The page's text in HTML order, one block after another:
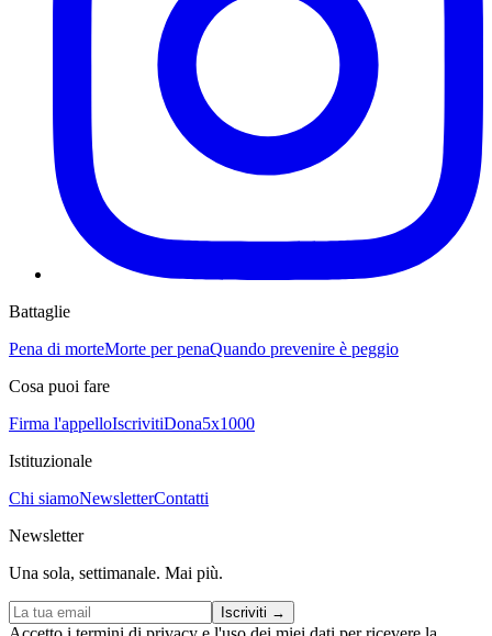
Battaglie
Pena di morteMorte per penaQuando prevenire è peggio
Cosa puoi fare
Firma l'appelloIscrivitiDona5x1000
Istituzionale
Chi siamoNewsletterContatti
Newsletter
Una sola, settimanale. Mai più.
Iscriviti →